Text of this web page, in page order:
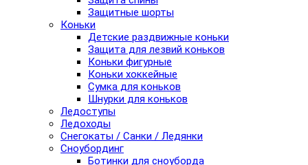
Защитные шорты
Коньки
Детские раздвижные коньки
Защита для лезвий коньков
Коньки фигурные
Коньки хоккейные
Сумка для коньков
Шнурки для коньков
Ледоступы
Ледоходы
Снегокаты / Санки / Ледянки
Сноубординг
Ботинки для сноуборда